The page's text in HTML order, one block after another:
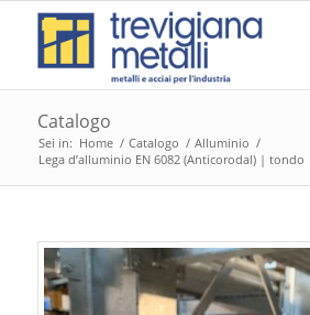
Catalogo
Sei in: Home / Catalogo / Alluminio /
Lega d’alluminio EN 6082 (Anticorodal) | tondo